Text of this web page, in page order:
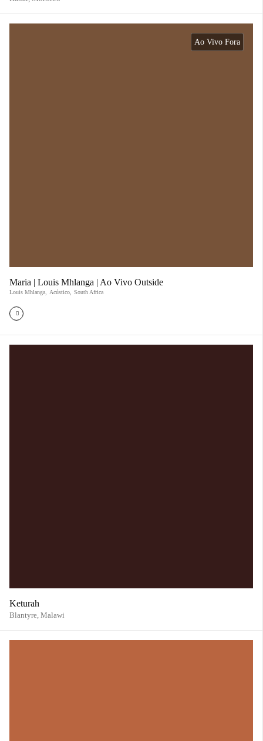
Ao Vivo Fora
Maria | Louis Mhlanga | Ao Vivo Outside
Louis Mhlanga Acústico South Africa
Keturah
Blantyre, Malawi